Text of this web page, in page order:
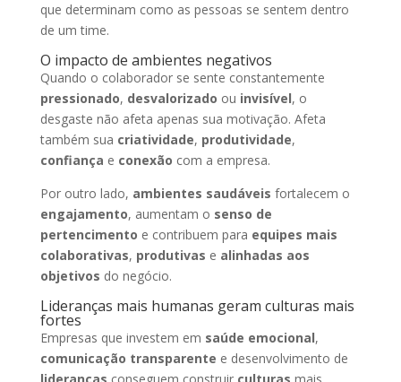
que determinam como as pessoas se sentem dentro
de um time.
O impacto de ambientes negativos
Quando o colaborador se sente constantemente
pressionado, desvalorizado ou invisível, o
desgaste não afeta apenas sua motivação. Afeta
também sua criatividade, produtividade,
confiança e conexão com a empresa.
Por outro lado, ambientes saudáveis fortalecem o
engajamento, aumentam o senso de
pertencimento e contribuem para equipes mais
colaborativas, produtivas e alinhadas aos
objetivos do negócio.
Lideranças mais humanas geram culturas mais
fortes
Empresas que investem em saúde emocional,
comunicação transparente e desenvolvimento de